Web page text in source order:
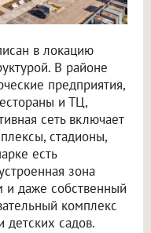
в локацию
В районе
предприятия,
и ТЦ,
сеть включает
стадионы,
есть
зона
и даже собственный
комплекс
садов.